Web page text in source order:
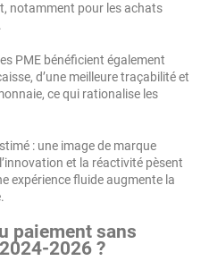
notamment pour les achats
PME bénéficient également
d’une meilleure traçabilité et
ce qui rationalise les
: une image de marque
et la réactivité pèsent
expérience fluide augmente la
paiement sans
2026 ?